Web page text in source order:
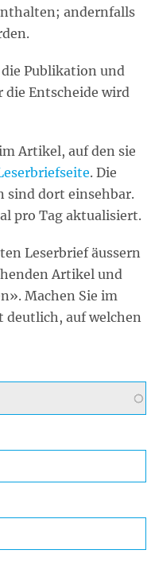
andernfalls
Publikation und
die Entscheide wird
Artikel, auf den sie
. Die
sind dort einsehbar.
pro Tag aktualisiert.
Leserbrief äussern
Artikel und
Machen Sie im
auf welchen